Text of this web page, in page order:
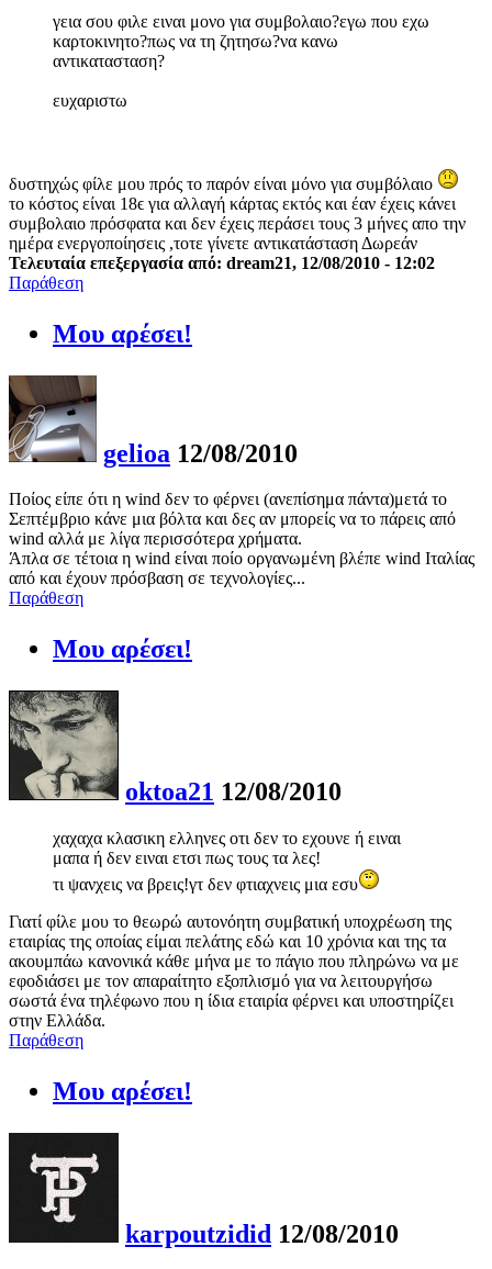
γεια σου φιλε ειναι μονο για συμβολαιο?εγω που εχω
καρτοκινητο?πως να τη ζητησω?να κανω
αντικατασταση?
ευχαριστω
δυστηχώς φίλε μου πρός το παρόν είναι μόνο για συμβόλαιο
το κόστος είναι 18ϵ για αλλαγή κάρτας εκτός και έαν έχεις κάνει
συμβολαιο πρόσφατα και δεν έχεις περάσει τους 3 μήνες απο την
ημέρα ενεργοποίησεις ,τοτε γίνετε αντικατάσταση Δωρεάν
Τελευταία επεξεργασία από: dream21, 12/08/2010 - 12:02
Παράθεση
Μου αρέσει!
gelioa 12/08/2010
Ποίος είπε ότι η wind δεν το φέρνει (ανεπίσημα πάντα)μετά το
Σεπτέμβριο κάνε μια βόλτα και δες αν μπορείς να το πάρεις από
wind αλλά με λίγα περισσότερα χρήματα.
Άπλα σε τέτοια η wind είναι ποίο οργανωμένη βλέπε wind Ιταλίας
από και έχουν πρόσβαση σε τεχνολογίες...
Παράθεση
Μου αρέσει!
oktoa21 12/08/2010
χαχαχα κλασικη ελληνες οτι δεν το εχουνε ή ειναι
μαπα ή δεν ειναι ετσι πως τους τα λες!
τι ψανχεις να βρεις!γτ δεν φτιαχνεις μια εσυ
Γιατί φίλε μου το θεωρώ αυτονόητη συμβατική υποχρέωση της
εταιρίας της οποίας είμαι πελάτης εδώ και 10 χρόνια και της τα
ακουμπάω κανονικά κάθε μήνα με το πάγιο που πληρώνω να με
εφοδιάσει με τον απαραίτητο εξοπλισμό για να λειτουργήσω
σωστά ένα τηλέφωνο που η ίδια εταιρία φέρνει και υποστηρίζει
στην Ελλάδα.
Παράθεση
Μου αρέσει!
karpoutzidid 12/08/2010